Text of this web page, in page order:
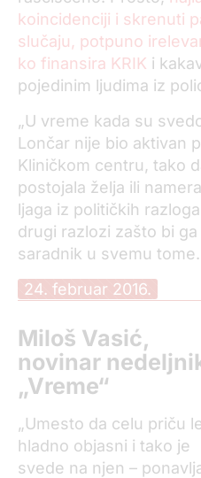
koincidenciji i skrenuti
slučaju, potpuno
ko finansira KRIK i
pojedinim ljudima iz
„U vreme kada su
Lončar nije bio aktivan
Kliničkom centru, tako
postojala želja ili
ljaga iz političkih
drugi razlozi zašto bi ga
saradnik u svemu
24. februar 2016.
Miloš Vasić,
novinar
„Vreme“
„Umesto da celu priču
hladno objasni i tako je
svede na njen –